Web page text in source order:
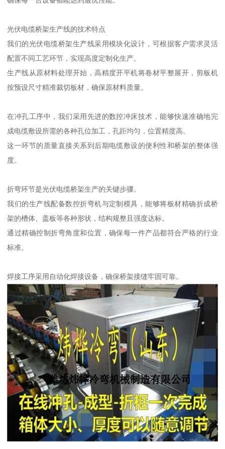
光伏电缆桥架生产线的技术特点
我们的光伏电缆桥架生产线采用模块化设计，可根据客户需求灵活
配置不同工艺环节，实现高度定制化生产。
生产线从原材料处理开始，高精度开平机将卷材平整展开，剪板机
按预设尺寸精准裁切板材，确保原材料质量。
在冲孔工序中，我们采用先进的数控冲床技术，能够快速准确地完
成电缆敷设所需的各种孔位加工，孔距均匀，位置精度高。
这一环节的质量直接关系到后期电缆敷设的便利性和桥架的整体强
度。
折弯环节是光伏电缆桥架生产的关键步骤。
我们的生产线配备数控折弯机与定制模具，能够将板材精确折成桥
架的槽体、盖板等各种形状，结构规整且强度达标。
通过精确控制折弯角度和位置，确保每一件产品都符合严格的行业
标准。
焊接工序采用自动化焊接设备，确保桥架接缝牢固可靠。